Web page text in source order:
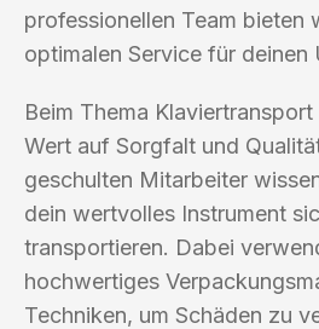
professionellen Team bieten
optimalen Service für deinen
Beim Thema
Wert auf Sorgfalt und
geschulten Mitarbeiter
dein wertvolles Instrument
transportieren. Dabei
hochwertiges
Techniken, um Schäden zu